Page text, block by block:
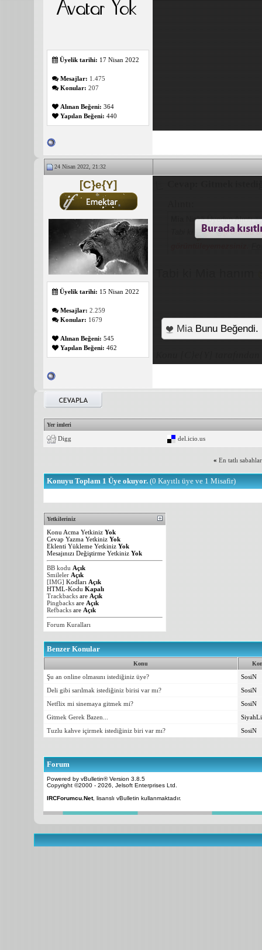
Üyelik tarihi: 17 Nisan 2022
Mesajlar: 1.475
Konular: 207
Alınan Beğeni: 364
Yapılan Beğeni: 440
24 Nisan 2022, 21:32
[C}e{Y]
Üyelik tarihi: 15 Nisan 2022
Mesajlar: 2.259
Konular: 1679
Alınan Beğeni: 545
Yapılan Beğeni: 462
Cevap: Gitmek
Alıntı:
MiaNickli Üyeden Alıntı
Tabi ki
@[Foruma
görüntüleyemezsiniz.
Tabi ki Mia hanım
MiaBunu Beğendi.
Konu [C}e{Y]
Yer imleri
Digg del.icio.us
« En tatlı
Konuyu Toplam 1 Üye okuyor. (0 Kayıtlı üye ve 1 Misafir)
Yetkileriniz
Konu Acma Yetkiniz Yok
Cevap Yazma Yetkiniz Yok
Eklenti Yükleme Yetkiniz Yok
Mesajınızı Değiştirme Yetkiniz Yok
BB kodu Açık
Smileler Açık
[IMG] Kodları Açık
HTML-Kodu Kapalı
Trackbacks are Açık
Pingbacks are Açık
Refbacks are Açık
Forum Kuralları
Benzer Konular
Konu
Şu an online olmasını istediğiniz üye?
SosiN
Deli gibi sarılmak istediğiniz birisi var mı?
SosiN
Netflix mi sinemaya gitmek mi?
SosiN
Gitmek Gerek Bazen...
SiyahLi
Tuzlu kahve içirmek istediğiniz biri var mı?
SosiN
Forum
Powered by vBulletin® Version 3.8.5
Copyright ©2000 - 2026, Jelsoft Enterprises Ltd.
IRCForumcu.Net, lisanslı vBulletin kullanmaktadır.